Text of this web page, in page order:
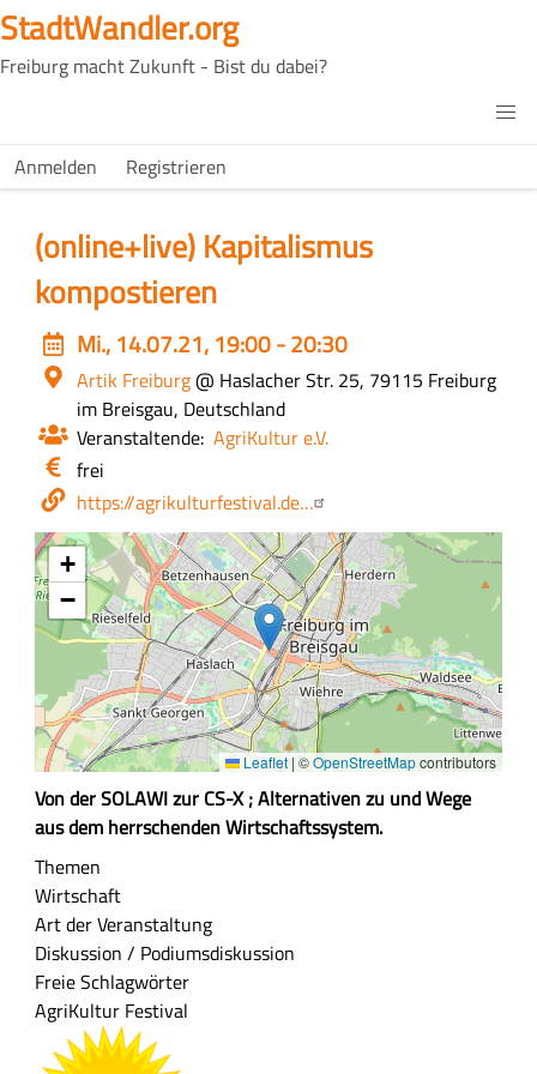
Direkt
zum
Inhalt
StadtWandler.org
Freiburg macht Zukunft - Bist du dabei?
Main
H4C
USER
Anmelden Registrieren
(online+live) Kapitalismus
kompostieren
Event
date
Mi., 14.07.21, 19:00 - 20:30
Ort
Artik Freiburg@ Haslacher Str. 25, 79115 Freiburg
im Breisgau, Deutschland
Veranstaltende AgriKultur e.V.
Eintritt
/
Kosten
frei
Webseite
https://agrikulturfestival.de…
+
−
Leaflet | ©OpenStreetMapcontributors
Z
u
s
a
m
m
e
n
Von der SOLAWI zur CS-X ; Alternativen zu und Wege
aus dem herrschenden Wirtschaftssystem.
Themen
Wirtschaft
Art der Veranstaltung
Diskussion / Podiumsdiskussion
Freie Schlagwörter
AgriKultur Festival